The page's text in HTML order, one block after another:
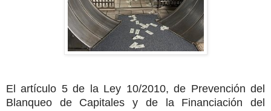
El artículo 5 de la Ley 10/2010, de Prevención del
Blanqueo de Capitales y de la Financiación del